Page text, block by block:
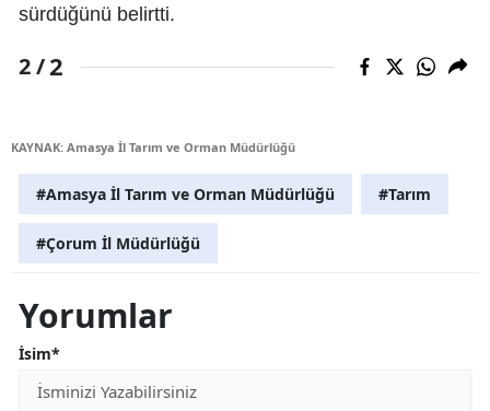
sürdüğünü belirtti.
2 /2
KAYNAK: Amasya İl Tarım ve Orman Müdürlüğü
#Amasya İl Tarım ve Orman Müdürlüğü #Tarım
#Çorum İl Müdürlüğü
Yorumlar
İsim*